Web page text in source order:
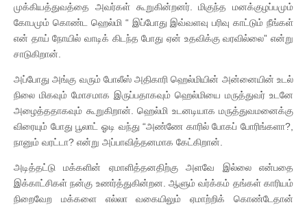
முக்கியத்துவத்தை அவர்கள் கூறுகின்றனர். மிகுந்த மனக்குழப்பமும்
கோபமும் கொண்ட ஹெல்மி “ இப்போது இவ்வளவு பரிவு காட்டும் நீங்கள்
என் தாய் நோயில் வாடிக் கிடந்த போது ஏன் உதவிக்கு வரவில்லை” என்று
சாடுகிறான்.
அப்போது அங்கு வரும் போலீஸ் அதிகாரி ஹெல்மியின் அன்னையின் உடல்
நிலை மிகவும் மோசமாக இருப்பதாகவும் ஹெல்மியை மருத்துவர் உடனே
அழைத்ததாகவும் கூறுகிறான். ஹெல்மி உடனடியாக மருத்துவமனைக்கு
விரையும் போது பூலாட் ஓடி வந்து “அண்ணே காரில் போகப் போரிங்களா?,
நானும் வரட்டா? என்று அப்பாவித்தனமாக கேட்கிறான்.
அடித்தட்டு மக்களின் ஏமாளித்தனதிற்கு அளவே இல்லை என்பதை
இக்காட்சிகள் நன்கு உணர்த்துகின்றன. ஆளும் வர்க்கம் தங்கள் காரியம்
நிறைவேற மக்களை எல்லா வகையிலும் ஏமாற்றிக் கொண்டேதான்